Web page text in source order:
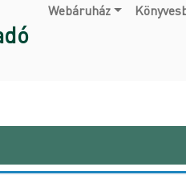
Webáruház